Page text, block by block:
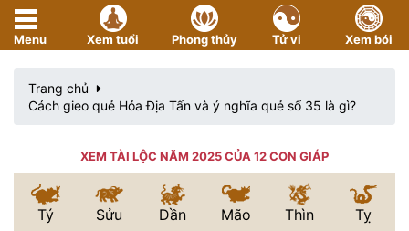
Menu Xem tuổi Phong thủy Tử vi Xem bói
Trang chủ
Cách gieo quẻ Hỏa Địa Tấn và ý nghĩa quẻ số 35 là gì?
XEM TÀI LỘC NĂM 2025 CỦA 12 CON GIÁP
Tý Sửu Dần Mão Thìn Tỵ